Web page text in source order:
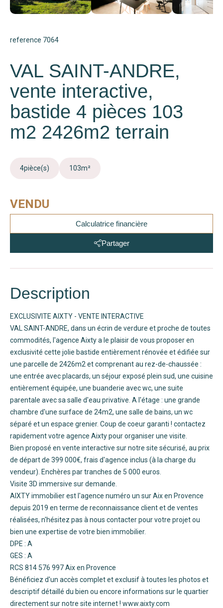
reference 7064
VAL SAINT-ANDRE,
vente interactive,
bastide 4 pièces 103
m2 2426m2 terrain
4pièce(s) 103m²
VENDU
Calculatrice financière
Partager
Description
EXCLUSIVITE AIXTY - VENTE INTERACTIVE
VAL SAINT-ANDRE, dans un écrin de verdure et proche de toutes
commodités, l'agence Aixty a le plaisir de vous proposer en
exclusivité cette jolie bastide entièrement rénovée et édifiée sur
une parcelle de 2426m2 et comprenant au rez-de-chaussée :
une entrée avec placards, un séjour exposé plein sud, une cuisine
entièrement équipée, une buanderie avec wc, une suite
parentale avec sa salle d'eau privative. A l'étage : une grande
chambre d'une surface de 24m2, une salle de bains, un wc
séparé et un espace grenier. Coup de coeur garanti ! contactez
rapidement votre agence Aixty pour organiser une visite.
Bien proposé en vente interactive sur notre site sécurisé, au prix
de départ de 399 000€, frais d'agence inclus (à la charge du
vendeur). Enchères par tranches de 5 000 euros.
Visite 3D immersive sur demande.
AIXTY immobilier est l'agence numéro un sur Aix en Provence
depuis 2019 en terme de reconnaissance client et de ventes
réalisées, n'hésitez pas à nous contacter pour votre projet ou
bien une expertise de votre bien immobilier.
DPE : A
GES : A
RCS 814 576 997 Aix en Provence
Bénéficiez d'un accès complet et exclusif à toutes les photos et
descriptif détaillé du bien ou encore informations sur le quartier
directement sur notre site internet ! www.aixty.com